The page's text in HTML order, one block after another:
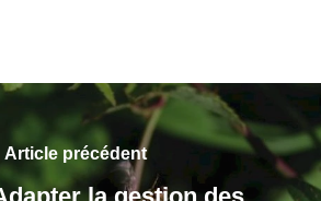
Article précédent